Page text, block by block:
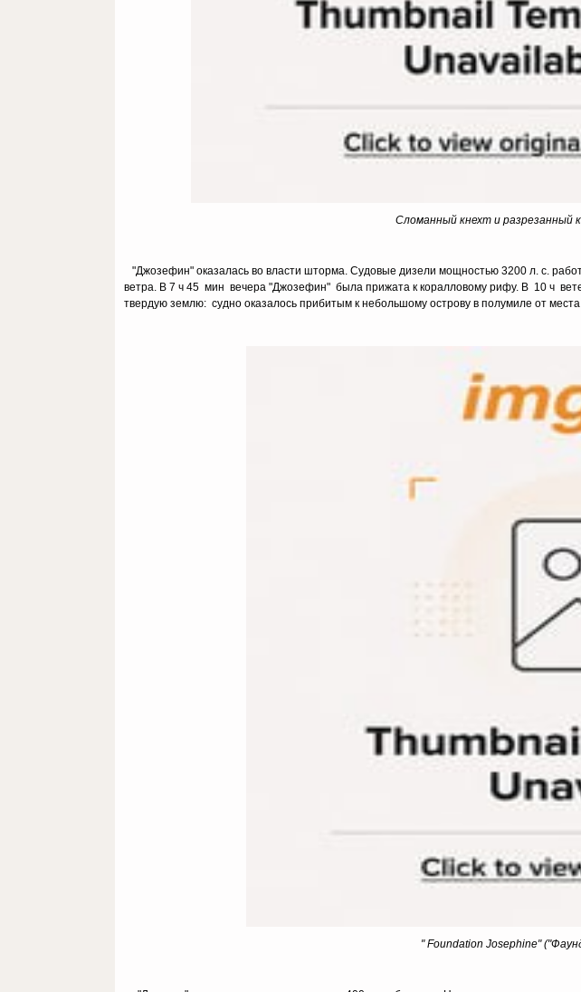
Сломанный кнехт и разрезанный
"Джозефин" оказалась во власти шторма. Судовые дизели мощностью 3200 л. с.
ветра. В 7 ч 45 мин вечера "Джозефин" была прижата к коралловому рифу. В 10 ч
твердую землю: судно оказалось прибитым к небольшому острову в полумиле от
" Foundation Josephine"